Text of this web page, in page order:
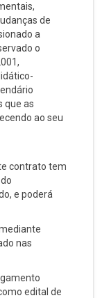
de
a
o
que as
ao seu
contrato tem
e poderá
nas
edital de